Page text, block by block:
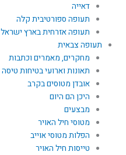
דאייה
תעופה ספורטיבית קלה
תעופה אזרחית בארץ ישראל
תעופה צבאית
מחקרים, מאמרים וכתבות
תאונות וארועי בטיחות טיסה
אובדן מטוסים בקרב
היכן הם היום
מבצעים
מטוסי חיל האויר
הפלות מטוסי אוייב
טייסות חיל האויר